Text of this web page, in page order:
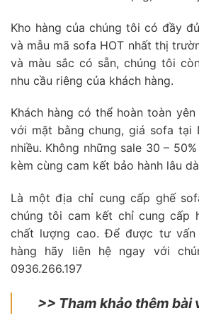
Kho hàng của chúng tôi có đầy
và mẫu mã sofa HOT nhất thị
và màu sắc có sẵn, chúng tôi
nhu cầu riêng của khách hàng.
Khách hàng có thể hoàn toàn
với mặt bằng chung, giá sofa tại
nhiều. Không những sale 30 –
kèm cùng cam kết bảo hành lâu
Là một địa chỉ cung cấp ghế
chúng tôi cam kết chỉ cung cấp
chất lượng cao. Để được tư
hàng hãy liên hệ ngay với
0936.266.197
>> Tham khảo thêm bài